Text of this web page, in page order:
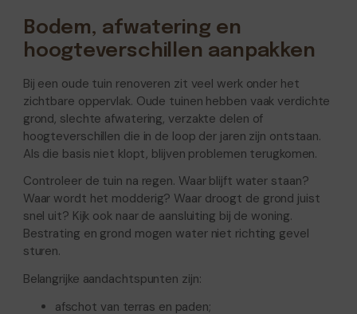
Bodem, afwatering en
hoogteverschillen aanpakken
Bij een oude tuin renoveren zit veel werk onder het
zichtbare oppervlak. Oude tuinen hebben vaak verdichte
grond, slechte afwatering, verzakte delen of
hoogteverschillen die in de loop der jaren zijn ontstaan.
Als die basis niet klopt, blijven problemen terugkomen.
Controleer de tuin na regen. Waar blijft water staan?
Waar wordt het modderig? Waar droogt de grond juist
snel uit? Kijk ook naar de aansluiting bij de woning.
Bestrating en grond mogen water niet richting gevel
sturen.
Belangrijke aandachtspunten zijn:
afschot van terras en paden;